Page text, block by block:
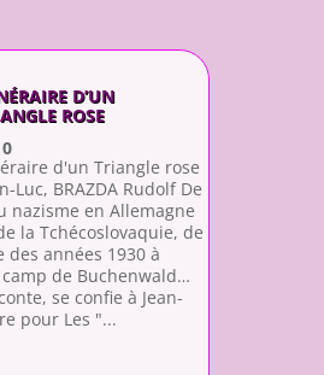
D’UN
ROSE
d'un Triangle rose
Luc, BRAZDA Rudolf De
nazisme en Allemagne
la Tchécoslovaquie, de
des années 1930 à
de Buchenwald…
se confie à Jean-
pour Les "...